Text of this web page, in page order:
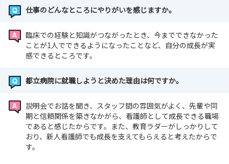
仕事のどんなところにやりがいを感じますか。
臨床での経験と知識がつながったとき、今までできなかった
ことが1人でできるようになったことなど、自分の成長が実
感できるところです。
都立病院に就職しようと決めた理由は何ですか。
説明会でお話を聞き、スタッフ間の雰囲気がよく、先輩や同
期と信頼関係を築きなかがら、看護師として成長できる職場
であると感じたからです。また、教育ラダーがしっかりして
おり、新人看護師でも成長を支えてもらえると考えたからで
す。